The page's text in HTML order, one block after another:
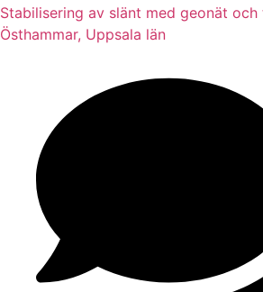
Stabilisering av slänt med geonät
Östhammar, Uppsala län